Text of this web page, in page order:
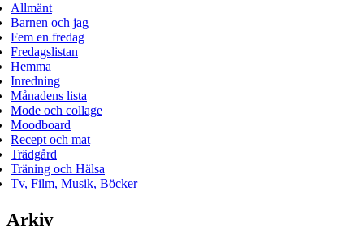
Allmänt
Barnen och jag
Fem en fredag
Fredagslistan
Hemma
Inredning
Månadens lista
Mode och collage
Moodboard
Recept och mat
Trädgård
Träning och Hälsa
Tv, Film, Musik, Böcker
Arkiv